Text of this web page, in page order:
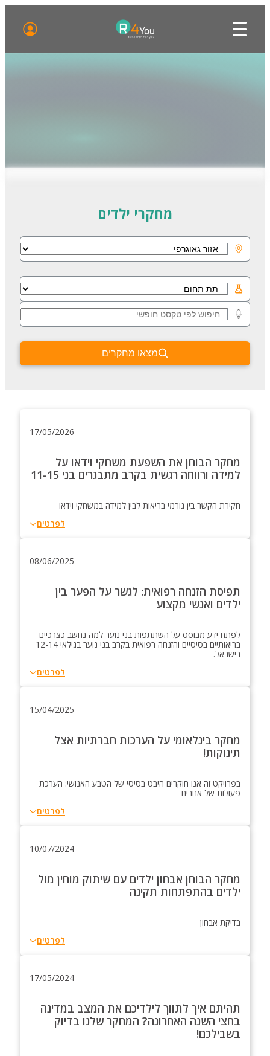
מחקרי ילדים
מצאו מחקרים
מחקר הבוחן את השפעת משחקי וידאו על
למידה ורווחה רגשית בקרב מתבגרים בני 11-15
17/05/2026
חקירת הקשר בין גורמי בריאות לבין למידה במשחקי וידאו
לפרטים
תפיסת הזנחה רפואית: לגשר על הפער בין
ילדים ואנשי מקצוע
08/06/2025
לפתח ידע מבוסס על השתתפות בני נוער למה נחשב כצרכיים
בריאותיים בסיסיים והזנחה רפואית בקרב בני נוער בגילאי 12-14
בישראל.
לפרטים
מחקר בינלאומי על הערכות חברתיות אצל
תינוקות!
15/04/2025
בפרויקט זה אנו חוקרים היבט בסיסי של הטבע האנושי: הערכת
פעולות של אחרים
לפרטים
מחקר הבוחן אבחון ילדים עם שיתוק מוחין מול
ילדים בהתפתחות תקינה
10/07/2024
בדיקת אבחון
לפרטים
תהיתם איך לתווך לילדיכם את המצב במדינה
בחצי השנה האחרונה? המחקר שלנו בדיוק
בשבילכם!
17/05/2024